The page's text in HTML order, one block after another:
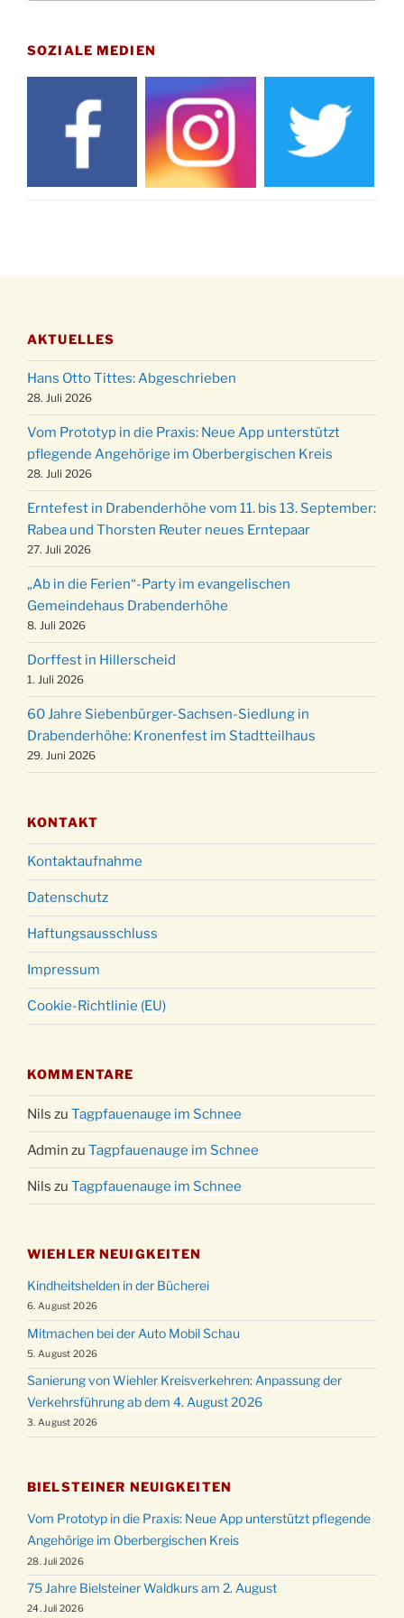
Drabenderhöhe um 11:15 Uhr
21.11.
Basar im Ev. Gemeindehaus von 14-16:30 Uhr
Katharinenball des Honterus Chors im
Stadtteilhaus um 19:00 Uhr
Kinderbibeltag im Ev. Gemeindehaus von 10-
12 Uhr
Stadtteilhaus um 19:00 Uhr
11.12.
Puer-Natus weihnachtliches Brauchtum am
Robert-Gassner-Hof um 17:00 Uhr
19.12.
Kinderbibeltag im Ev. Gemeindehaus von 10-
12 Uhr
20.12.
Weihnachts-Konzert des Honterus Chors in
der Kirche um 17:00 Uhr
24.12.
Familiengottesdienst mit Krippenspiel im Ev.
Gemeindehaus um 15:00 Uhr
24.12. Familiengottesdienst in der FeG um 16 Uhr
24.12.
Weihnachtsgottesdienst in der Kirche um
15:00 Uhr
24.12.
Weihnachtsgottesdienst in der Kirche um
18:00 Uhr
24.12.
Christmette mit der ev. Jugend in der Kirche
um 23:00 Uhr
31.12.
Gottesdienst zu Silvester in der Kirche um
18:00 Uhr
SOZIALE MEDIEN
AKTUELLES
Hans Otto Tittes: Abgeschrieben
28. Juli 2026
Vom Prototyp in die Praxis: Neue App unterstützt
pflegende Angehörige im Oberbergischen Kreis
28. Juli 2026
Erntefest in Drabenderhöhe vom 11. bis 13. September:
Rabea und Thorsten Reuter neues Erntepaar
27. Juli 2026
„Ab in die Ferien“-Party im evangelischen
Gemeindehaus Drabenderhöhe
8. Juli 2026
Dorffest in Hillerscheid
1. Juli 2026
60 Jahre Siebenbürger-Sachsen-Siedlung in
Drabenderhöhe: Kronenfest im Stadtteilhaus
29. Juni 2026
KONTAKT
Kontaktaufnahme
Datenschutz
Haftungsausschluss
Impressum
Cookie-Richtlinie (EU)
KOMMENTARE
Nils zu Tagpfauenauge im Schnee
Admin zu Tagpfauenauge im Schnee
Nils zu Tagpfauenauge im Schnee
WIEHLER NEUIGKEITEN
Kindheitshelden in der Bücherei
6. August 2026
Mitmachen bei der Auto Mobil Schau
5. August 2026
Sanierung von Wiehler Kreisverkehren: Anpassung der
Verkehrsführung ab dem 4. August 2026
3. August 2026
BIELSTEINER NEUIGKEITEN
Vom Prototyp in die Praxis: Neue App unterstützt pflegende
Angehörige im Oberbergischen Kreis
28. Juli 2026
75 Jahre Bielsteiner Waldkurs am 2. August
24. Juli 2026